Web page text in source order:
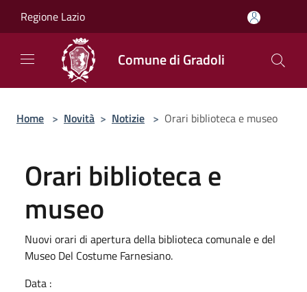
Regione Lazio
Comune di Gradoli
Home > Novità > Notizie > Orari biblioteca e museo
Orari biblioteca e
museo
Nuovi orari di apertura della biblioteca comunale e del
Museo Del Costume Farnesiano.
Data :